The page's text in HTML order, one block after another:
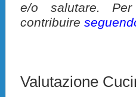
e/o salutare. Per
contribuire
Valutazione